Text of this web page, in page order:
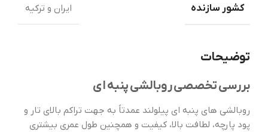
کشور سازنده ایران و ترکیه
توضیحات
بررسی تخصصی روبالشی پنبه ای
روبالشى هاى پنبه اى پيلولند عمدتاً به جهت تراکم بالای تار و
پود پارچه، لطافت بالا، کیفیت و همچنین طول عمری بیشتری